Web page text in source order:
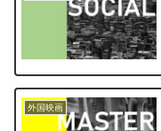
外国映画